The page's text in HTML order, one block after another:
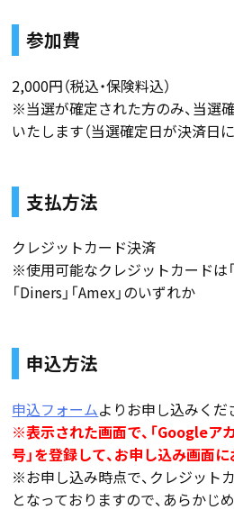
参加費
2,000円（税込・保険料込）
※当選が確定された方のみ、当選
いたします（当選確定日が決済日
支払方法
クレジットカード決済
※使用可能なクレジットカードは「
「Diners」「Amex」のいずれか
申込方法
申込フォームよりお申し込みくだ
※表示された画面で、「Googleア
号」を登録して、お申し込み画面に
※お申し込み時点で、クレジット
となっておりますので、あらかじ